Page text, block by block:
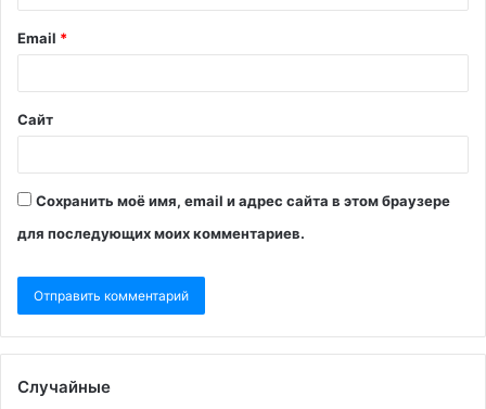
Email *
Сайт
Сохранить моё имя, email и адрес сайта в этом браузере
для последующих моих комментариев.
Случайные